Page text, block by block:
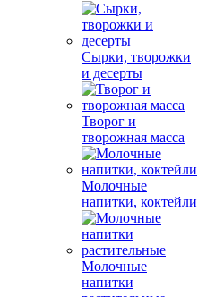
Сырки, творожки
и десерты
Творог и
творожная масса
Молочные
напитки, коктейли
Молочные
напитки